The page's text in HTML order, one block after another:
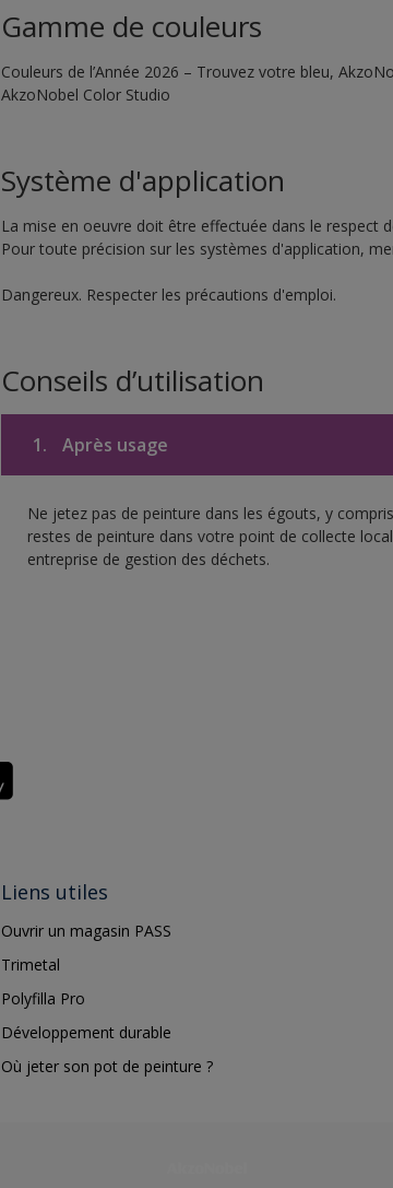
Gamme de couleurs
Couleurs de l’Année 2026 – Trouvez votre bleu,
AkzoNobel Color Studio
Système d'application
La mise en oeuvre doit être effectuée dans le respect
Pour toute précision sur les systèmes d'application,
Dangereux. Respecter les précautions d'emploi.
Conseils d’utilisation
1. Après usage
Ne jetez pas de peinture dans les égouts, y
restes de peinture dans votre point de collecte
entreprise de gestion des déchets.
Liens utiles
Ouvrir un magasin PASS
Trimetal
Polyfilla Pro
Développement durable
Où jeter son pot de peinture ?